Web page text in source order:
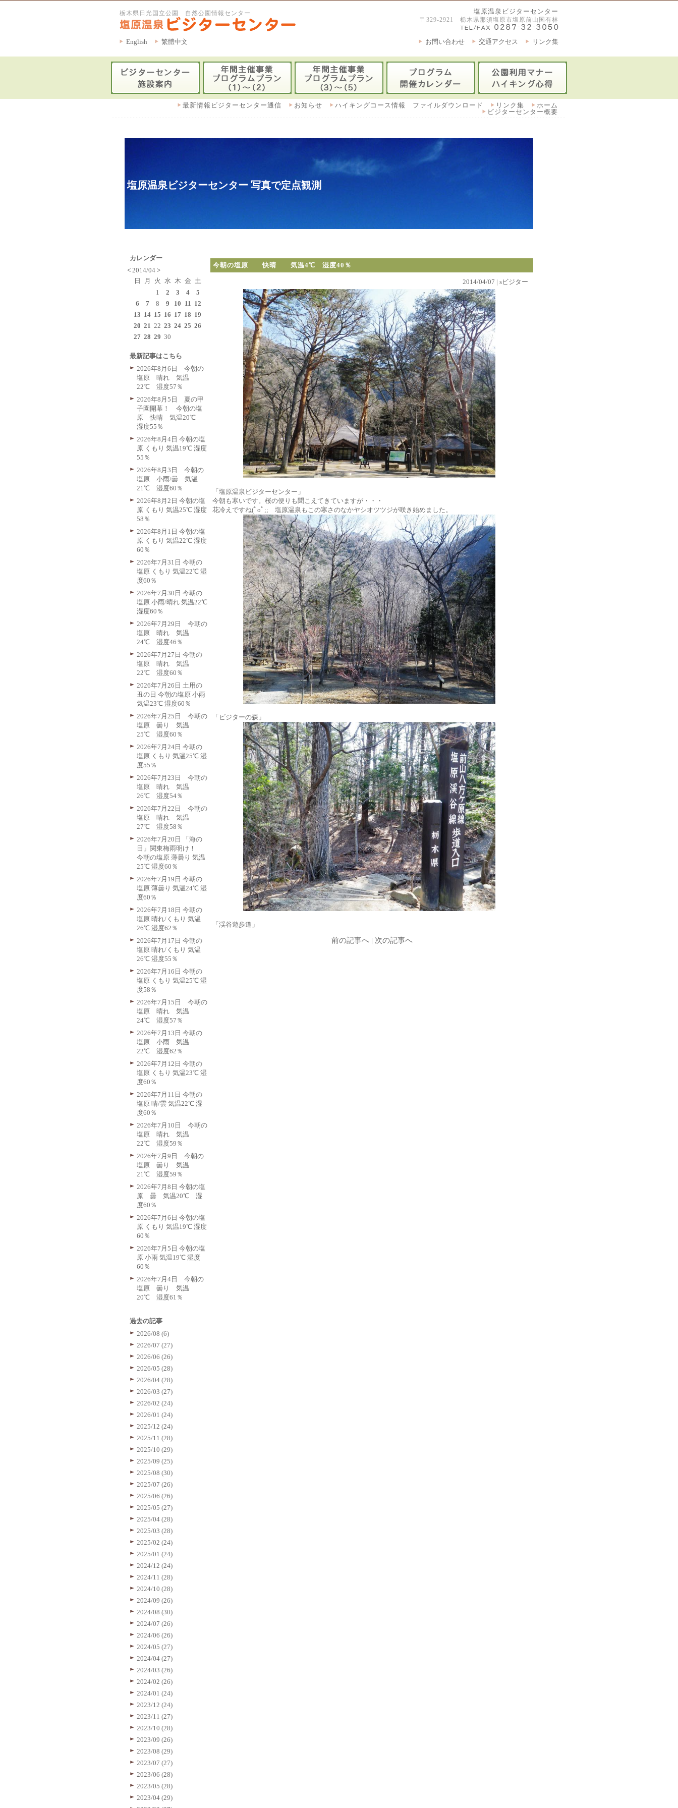
栃木県日光国立公園 自然公園情報センター 塩原温泉ビジターセンター
〒329-2921 栃木県那須塩原市塩原前山国有林
English 繁體中文 リンク集
交通アクセス
お問い合わせ
ホーム
リンク集
ハイキングコース情報 ファイルダウンロード
お知らせ
最新情報ビジターセンター通信
ビジターセンター概要
塩原温泉ビジターセンター 写真で定点観測
今朝の塩原 快晴 気温4℃ 湿度40％
2014/04/07 | sビジター
「塩原温泉ビジターセンター」
今朝も寒いです。桜の便りも聞こえてきていますが・・・
花冷えですね(ﾟoﾟ;; 塩原温泉もこの寒さのなかヤシオツツジが咲き始めました。
「ビジターの森」
「渓谷遊歩道」
前の記事へ| 次の記事へ
カレンダー
< 2014/04 >
日
月 火 水 木 金 土
1
2 3 4
5
6
7 8 9 10 11 12
13 14 15 16 17 18 19
20 21 22 23 24 25 26
27 28 29 30
最新記事はこちら
2026年8月6日 今朝の
塩原 晴れ 気温
22℃ 湿度57％
2026年8月5日 夏の甲
子園開幕！ 今朝の塩
原 快晴 気温20℃
湿度55％
2026年8月4日 今朝の塩
原 くもり 気温19℃ 湿度
55％
2026年8月3日 今朝の
塩原 小雨/曇 気温
21℃ 湿度60％
2026年8月2日 今朝の塩
原 くもり 気温25℃ 湿度
58％
2026年8月1日 今朝の塩
原 くもり 気温22℃ 湿度
60％
2026年7月31日 今朝の
塩原 くもり 気温22℃ 湿
度60％
2026年7月30日 今朝の
塩原 小雨/晴れ 気温22℃
湿度60％
2026年7月29日 今朝の
塩原 晴れ 気温
24℃ 湿度46％
2026年7月27日 今朝の
塩原 晴れ 気温
22℃ 湿度60％
2026年7月26日 土用の
丑の日 今朝の塩原 小雨
気温23℃ 湿度60％
2026年7月25日 今朝の
塩原 曇り 気温
25℃ 湿度60％
2026年7月24日 今朝の
塩原 くもり 気温25℃ 湿
度55％
2026年7月23日 今朝の
塩原 晴れ 気温
26℃ 湿度54％
2026年7月22日 今朝の
塩原 晴れ 気温
27℃ 湿度58％
2026年7月20日 「海の
日」関東梅雨明け！
今朝の塩原 薄曇り 気温
25℃ 湿度60％
2026年7月19日 今朝の
塩原 薄曇り 気温24℃ 湿
度60％
2026年7月18日 今朝の
塩原 晴れ/くもり 気温
26℃ 湿度62％
2026年7月17日 今朝の
塩原 晴れ/くもり 気温
26℃ 湿度55％
2026年7月16日 今朝の
塩原 くもり 気温25℃ 湿
度58％
2026年7月15日 今朝の
塩原 晴れ 気温
24℃ 湿度57％
2026年7月13日 今朝の
塩原 小雨 気温
22℃ 湿度62％
2026年7月12日 今朝の
塩原 くもり 気温23℃ 湿
度60％
2026年7月11日 今朝の
塩原 晴/雲 気温22℃ 湿
度60％
2026年7月10日 今朝の
塩原 晴れ 気温
22℃ 湿度59％
2026年7月9日 今朝の
塩原 曇り 気温
21℃ 湿度59％
2026年7月8日 今朝の塩
原 曇 気温20℃ 湿
度60％
2026年7月6日 今朝の塩
原 くもり 気温19℃ 湿度
60％
2026年7月5日 今朝の塩
原 小雨 気温19℃ 湿度
60％
2026年7月4日 今朝の
塩原 曇り 気温
20℃ 湿度61％
過去の記事
2026/08 (6)
2026/07 (27)
2026/06 (26)
2026/05 (28)
2026/04 (28)
2026/03 (27)
2026/02 (24)
2026/01 (24)
2025/12 (24)
2025/11 (28)
2025/10 (29)
2025/09 (25)
2025/08 (30)
2025/07 (26)
2025/06 (26)
2025/05 (27)
2025/04 (28)
2025/03 (28)
2025/02 (24)
2025/01 (24)
2024/12 (24)
2024/11 (28)
2024/10 (28)
2024/09 (26)
2024/08 (30)
2024/07 (26)
2024/06 (26)
2024/05 (27)
2024/04 (27)
2024/03 (26)
2024/02 (26)
2024/01 (24)
2023/12 (24)
2023/11 (27)
2023/10 (28)
2023/09 (26)
2023/08 (29)
2023/07 (27)
2023/06 (28)
2023/05 (28)
2023/04 (29)